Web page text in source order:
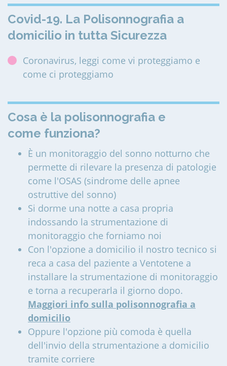
Covid-19. La Polisonnografia a
domicilio in tutta Sicurezza
Coronavirus, leggi come vi proteggiamo e
come ci proteggiamo
Cosa è la polisonnografia e
come funziona?
È un monitoraggio del sonno notturno che
permette di rilevare la presenza di patologie
come l'OSAS (sindrome delle apnee
ostruttive del sonno)
Si dorme una notte a casa propria
indossando la strumentazione di
monitoraggio che forniamo noi
Con l'opzione a domicilio il nostro tecnico si
reca a casa del paziente a Ventotene a
installare la strumentazione di monitoraggio
e torna a recuperarla il giorno dopo.
Maggiori info sulla polisonnografia a
domicilio
Oppure l'opzione più comoda è quella
dell'invio della strumentazione a domicilio
tramite corriere